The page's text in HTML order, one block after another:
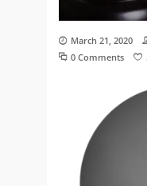
March 21, 2020
0 Comments